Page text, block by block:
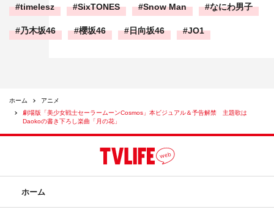
timelesz SixTONES Snow Man なにわ男子
乃木坂46 櫻坂46 日向坂46 JO1
ホーム
アニメ
劇場版「美少女戦士セーラームーンCosmos」本ビジュアル＆予告解禁 主題歌は
Daokoの書き下ろし楽曲「月の花」
ホーム